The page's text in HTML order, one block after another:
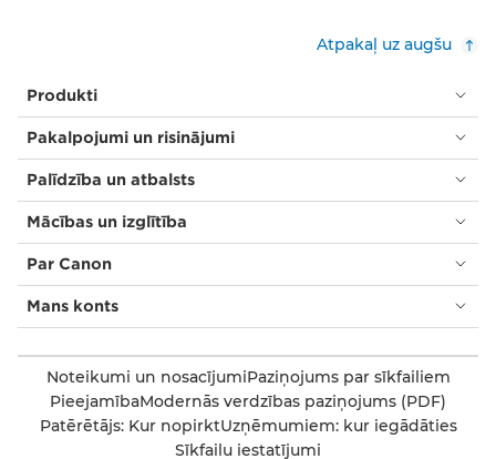
Atpakaļ uz augšu
Produkti
Pakalpojumi un risinājumi
Palīdzība un atbalsts
Mācības un izglītība
Par Canon
Mans konts
Noteikumi un nosacījumiPaziņojums par sīkfailiem
PieejamībaModernās verdzības paziņojums (PDF)
Patērētājs: Kur nopirktUzņēmumiem: kur iegādāties
Sīkfailu iestatījumi